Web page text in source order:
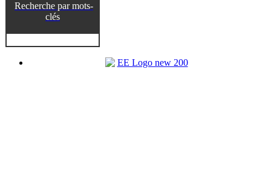
Recherche par mots-
clés